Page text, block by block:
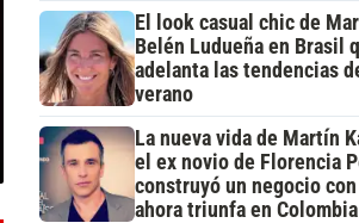
El look casual chic de
Belén Ludueña en Brasil
adelanta las tendencias
verano
La nueva vida de Martín
el ex novio de Florencia
construyó un negocio
ahora triunfa en Colombia